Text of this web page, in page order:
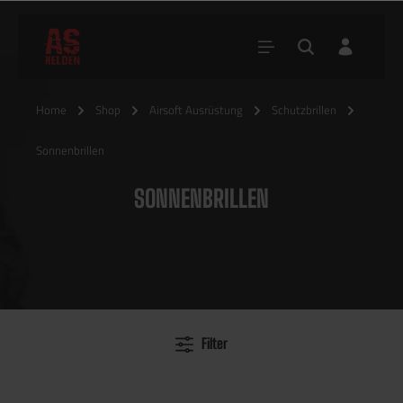
Home Shop Airsoft Ausrüstung Schutzbrillen
Sonnenbrillen
SONNENBRILLEN
Filter